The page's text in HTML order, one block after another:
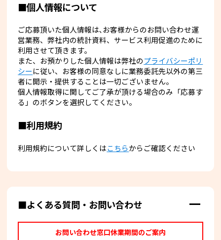
■個人情報について
ご応募頂いた個人情報は､お客様からのお問い合わせ運
営業務、弊社内の統計資料、サービス利用促進のために
利用させて頂きます｡
また、お預かりした個人情報は弊社の プライバシーポリ
シー に従い、お客様の同意なしに業務委託先以外の第三
者に開示・提供することは一切ございません。
個人情報取得に関してご了承が頂ける場合のみ「応募す
る」のボタンを選択してください。
■利用規約
利用規約について詳しくはこちらからご確認ください
■よくある質問・お問い合わせ
お問い合わせ窓口休業期間のご案内